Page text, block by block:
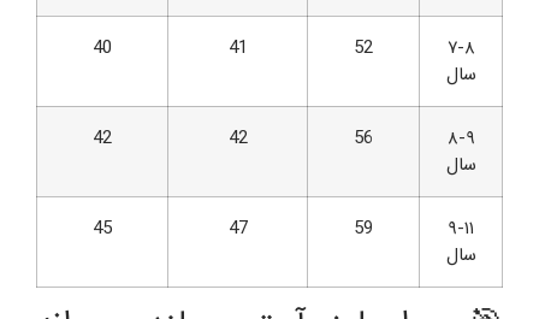
۷-۸
سال
52
41
40
۸-۹
سال
56
42
42
۹-۱۱
سال
59
47
45